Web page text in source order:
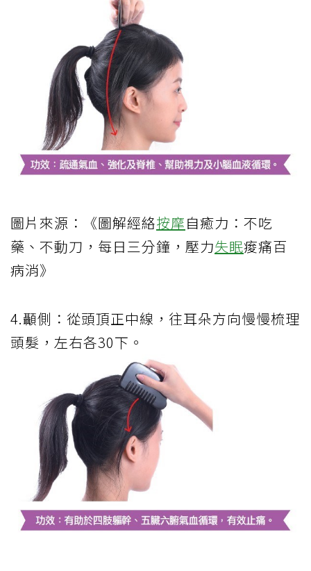
圖片來源：《圖解經絡按摩自癒力：不吃
藥、不動刀，每日三分鐘，壓力失眠痠痛百
病消》
4.顳側：從頭頂正中線，往耳朵方向慢慢梳理
頭髮，左右各30下。